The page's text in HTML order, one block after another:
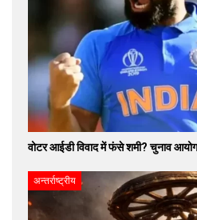
वोटर आईडी विवाद में फंसे शमी? चुनाव
अन्तर्राष्ट्रीय